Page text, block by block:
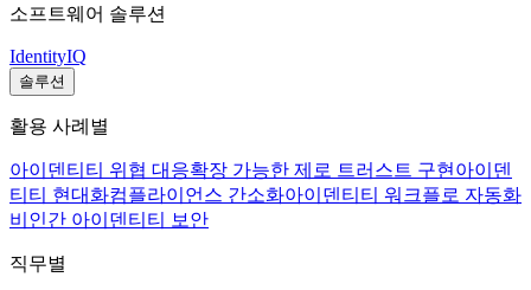
소프트웨어 솔루션
IdentityIQ
솔루션
활용 사례별
아이덴티티 위협 대응확장 가능한 제로 트러스트 구현 아이덴
티티 현대화컴플라이언스 간소화아이덴티티 워크플로 자동화
비인간 아이덴티티 보안
직무별